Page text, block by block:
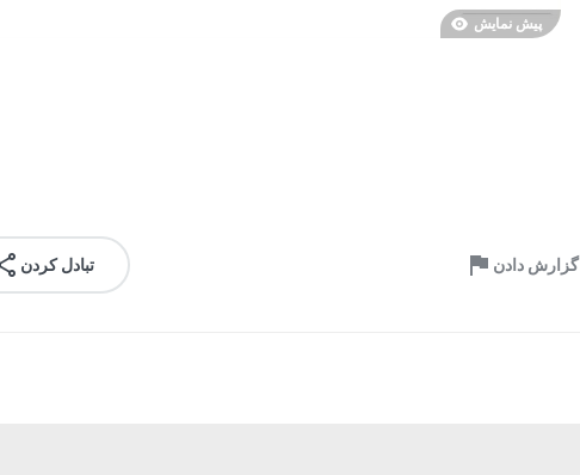
پیش نمایش
تبادل کردن گزارش دادن